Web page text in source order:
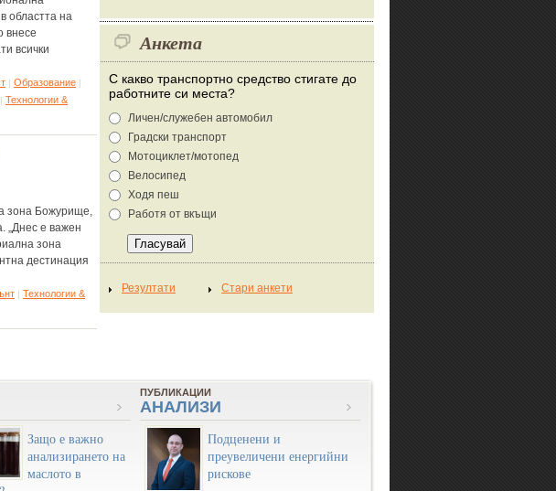
областта на
внесе
всички
| Образование |
| Технологии &
зона Божурище,
„Днес е важен
зона
дестинация
| Технологии &
Анкета
С какво транспортно средство стигате до
работните си места?
Личен/служебен автомобил
Градски транспорт
Мотоциклет/мотопед
Велосипед
Ходя пеш
Работя от вкъщи
Защо е важно
анализирането на
маслото в
ПУБЛИКАЦИИ
АНАЛИЗИ
Подценени и
преувеличени енергийни
рискове